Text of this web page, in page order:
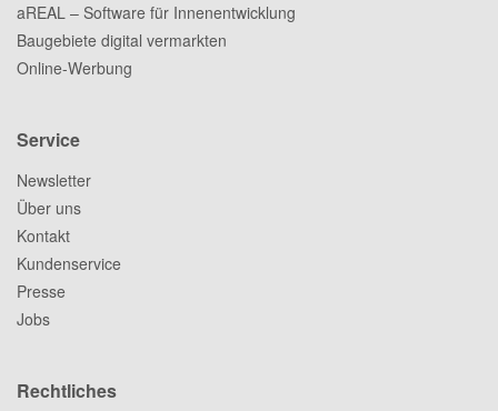
aREAL – Software für Innenentwicklung
Baugebiete digital vermarkten
Online-Werbung
Service
Newsletter
Über uns
Kontakt
Kundenservice
Presse
Jobs
Rechtliches